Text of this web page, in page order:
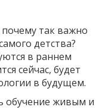
так важно
детства?
в раннем
сейчас, будет
в будущем.
обучение живым и